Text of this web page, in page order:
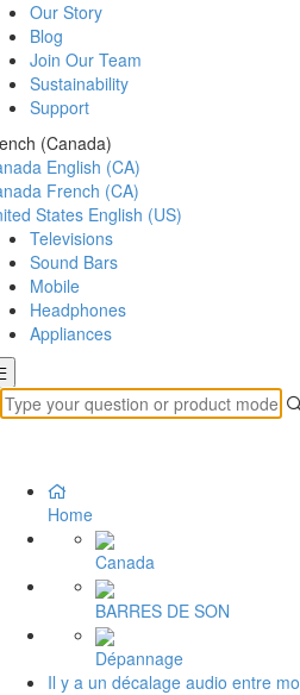
Our Story
Blog
Join Our Team
Sustainability
Support
(Canada)
English (CA)
French (CA)
States English (US)
Televisions
Sound Bars
Mobile
Headphones
Appliances
Home
Canada
BARRES DE SON
Dépannage
Il y a un décalage audio entre